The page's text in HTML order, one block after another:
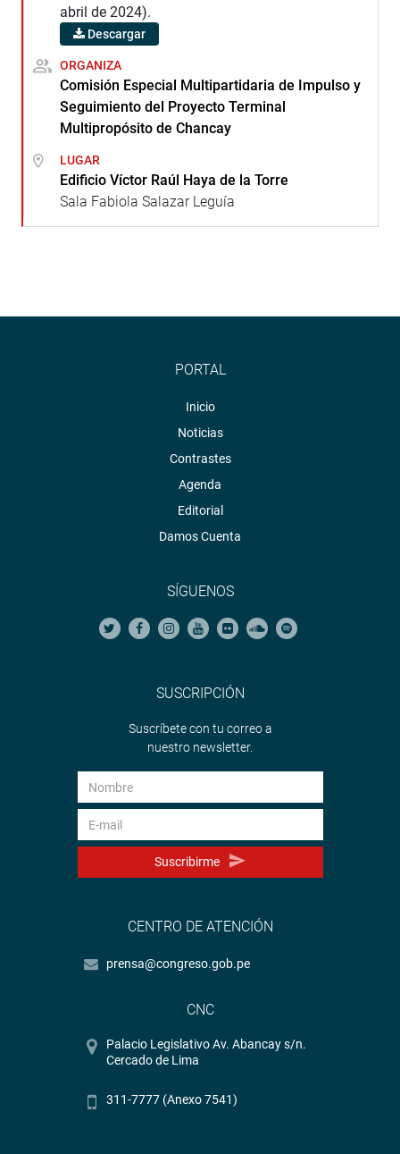
abril de 2024).
Descargar
ORGANIZA
Comisión Especial Multipartidaria de Impulso y
Seguimiento del Proyecto Terminal
Multipropósito de Chancay
LUGAR
Edificio Víctor Raúl Haya de la Torre
Sala Fabiola Salazar Leguía
PORTAL
Inicio
Noticias
Contrastes
Agenda
Editorial
Damos Cuenta
SÍGUENOS
SUSCRIPCIÓN
Suscríbete con tu correo a
nuestro newsletter.
Suscribirme
CENTRO DE ATENCIÓN
prensa@congreso.gob.pe
CNC
Palacio Legislativo Av. Abancay s/n.
Cercado de Lima
311-7777 (Anexo 7541)